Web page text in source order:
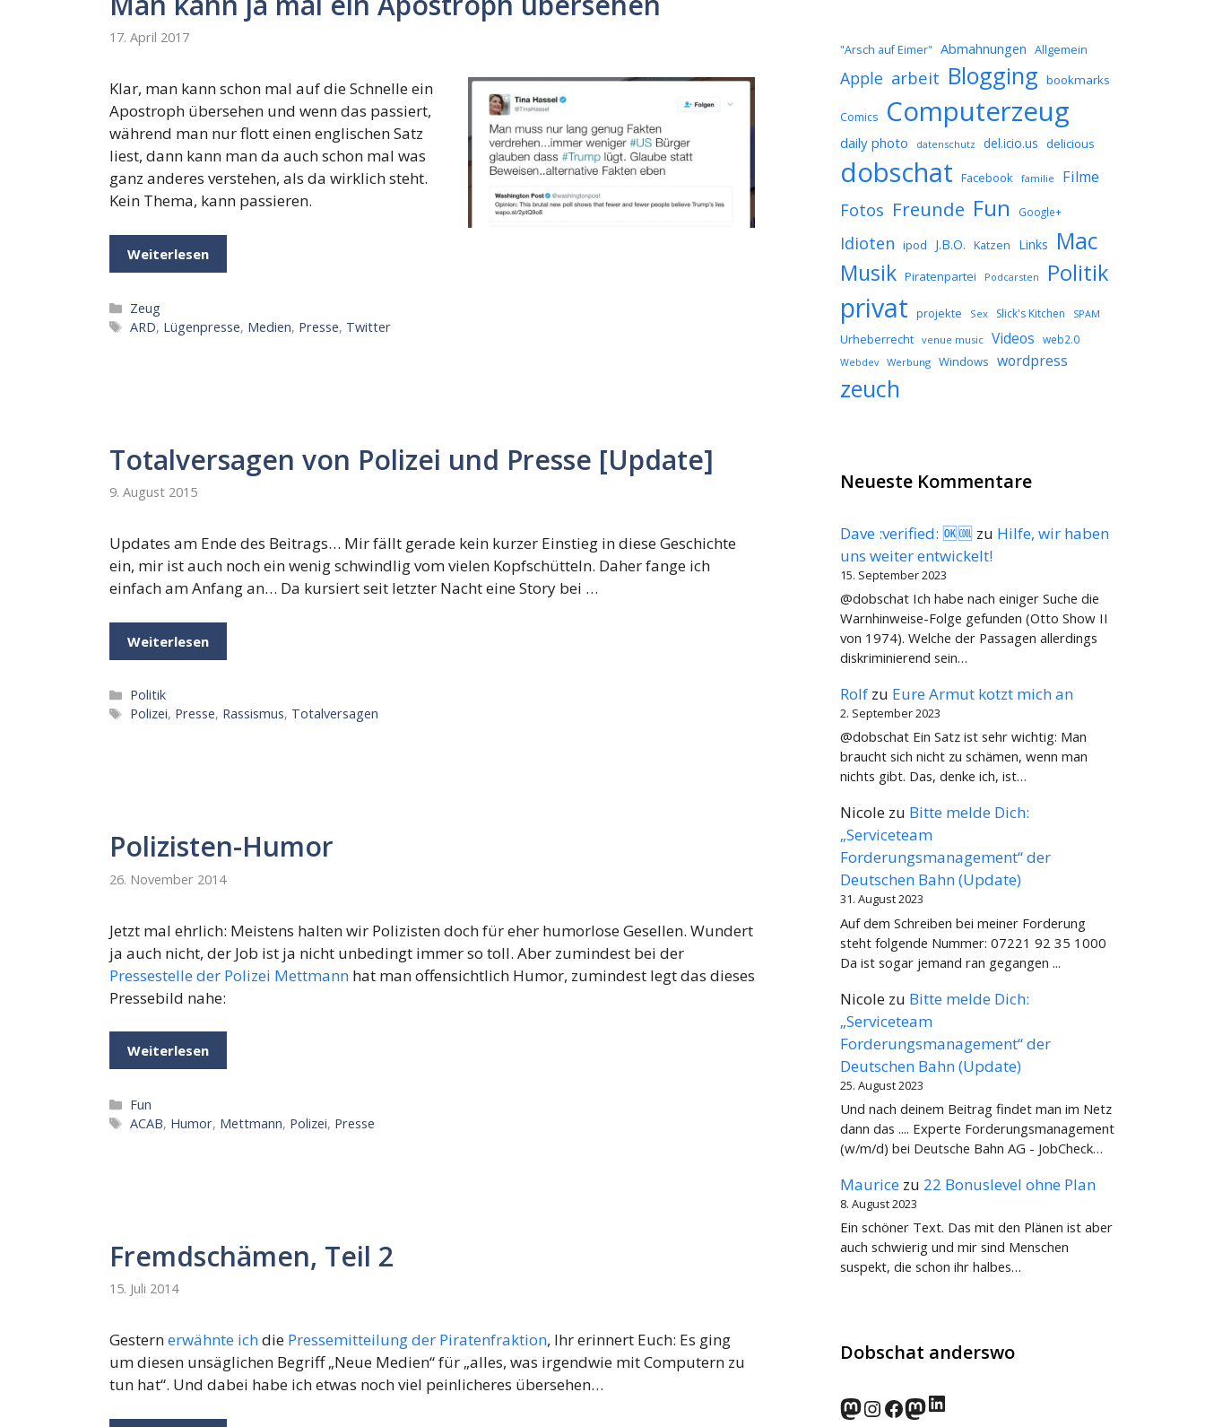
17. April 2017
Klar, man kann schon mal auf die Schnelle ein
Apostroph übersehen und wenn das passiert,
während man nur flott einen englischen Satz
liest, dann kann man da auch schon mal was
ganz anderes verstehen, als da wirklich steht.
Kein Thema, kann passieren.
Weiterlesen
Kategorien
Zeug
Schlagwörter
ARD, Lügenpresse, Medien, Presse, Twitter
Totalversagen von Polizei und Presse [Update]
9. August 2015
Updates am Ende des Beitrags… Mir fällt gerade kein kurzer Einstieg in diese Geschichte
ein, mir ist auch noch ein wenig schwindlig vom vielen Kopfschütteln. Daher fange ich
einfach am Anfang an… Da kursiert seit letzter Nacht eine Story bei …
Weiterlesen
Kategorien
Politik
Schlagwörter
Polizei, Presse, Rassismus, Totalversagen
Polizisten-Humor
26. November 2014
Jetzt mal ehrlich: Meistens halten wir Polizisten doch für eher humorlose Gesellen. Wundert
ja auch nicht, der Job ist ja nicht unbedingt immer so toll. Aber zumindest bei der
Pressestelle der Polizei Mettmann hat man offensichtlich Humor, zumindest legt das dieses
Pressebild nahe:
Weiterlesen
Kategorien
Fun
Schlagwörter
ACAB, Humor, Mettmann, Polizei, Presse
Fremdschämen, Teil 2
15. Juli 2014
Gesternerwähnte ichdie Pressemitteilung der Piratenfraktion, Ihr erinnert Euch: Es ging
um diesen unsäglichen Begriff „Neue Medien“ für „alles, was irgendwie mit Computern zu
tun hat“. Und dabei habe ich etwas noch viel peinlicheres übersehen…
"Arsch auf Eimer" Abmahnungen Allgemein
Apple arbeit Blogging bookmarks
Comics Computerzeug
daily photo datenschutz del.icio.us delicious
dobschat Facebook familie Filme
Fotos Freunde Fun Google+
Idioten ipod J.B.O. Katzen Links Mac
Musik Piratenpartei Podcarsten Politik
privat projekte Sex Slick's Kitchen SPAM
Urheberrecht venue music Videos web2.0
Webdev Werbung Windows wordpress
zeuch
Neueste Kommentare
Dave :verified: 🆗🆒 zu Hilfe, wir haben
uns weiter entwickelt!
15. September 2023
@dobschat Ich habe nach einiger Suche die
Warnhinweise-Folge gefunden (Otto Show II
von 1974). Welche der Passagen allerdings
diskriminierend sein…
Rolf zu Eure Armut kotzt mich an
2. September 2023
@dobschat Ein Satz ist sehr wichtig: Man
braucht sich nicht zu schämen, wenn man
nichts gibt. Das, denke ich, ist…
Nicole zu Bitte melde Dich:
„Serviceteam
Forderungsmanagement“ der
Deutschen Bahn (Update)
31. August 2023
Auf dem Schreiben bei meiner Forderung
steht folgende Nummer: 07221 92 35 1000
Da ist sogar jemand ran gegangen ...
Nicole zu Bitte melde Dich:
„Serviceteam
Forderungsmanagement“ der
Deutschen Bahn (Update)
25. August 2023
Und nach deinem Beitrag findet man im Netz
dann das .... Experte Forderungsmanagement
(w/m/d) bei Deutsche Bahn AG - JobCheck…
Maurice zu 22 Bonuslevel ohne Plan
8. August 2023
Ein schöner Text. Das mit den Plänen ist aber
auch schwierig und mir sind Menschen
suspekt, die schon ihr halbes…
Dobschat anderswo
norden.social
Instagram
Facebook
wp-punks.social
LinkedIn